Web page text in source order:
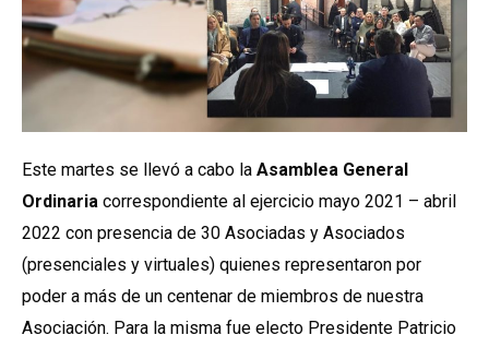
Este martes se llevó a cabo la Asamblea General
Ordinaria correspondiente al ejercicio mayo 2021 – abril
2022 con presencia de 30 Asociadas y Asociados
(presenciales y virtuales) quienes representaron por
poder a más de un centenar de miembros de nuestra
Asociación. Para la misma fue electo Presidente Patricio